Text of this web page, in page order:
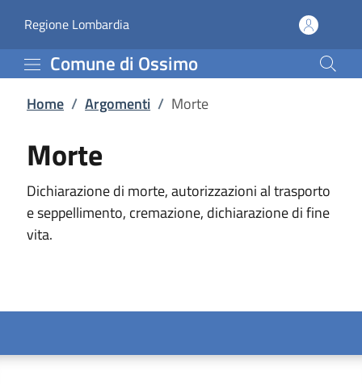
Morte | Comune di
Regione Lombardia(apre in un'altra scheda).
Comune di Ossimo
Home / Argomenti / Morte
Morte
Dichiarazione di morte, autorizzazioni al trasporto
e seppellimento, cremazione, dichiarazione di fine
vita.